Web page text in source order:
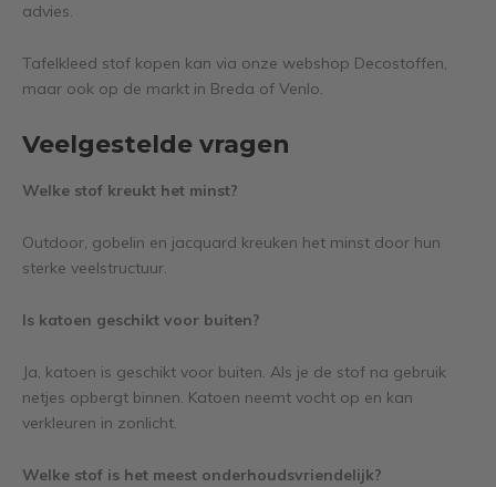
advies.
Tafelkleed stof kopen kan via onze webshop Decostoffen,
maar ook op de markt in Breda of Venlo.
Veelgestelde vragen
Welke stof kreukt het minst?
Outdoor, gobelin en jacquard kreuken het minst door hun
sterke veelstructuur.
Is katoen geschikt voor buiten?
Ja, katoen is geschikt voor buiten. Als je de stof na gebruik
netjes opbergt binnen. Katoen neemt vocht op en kan
verkleuren in zonlicht.
Welke stof is het meest onderhoudsvriendelijk?